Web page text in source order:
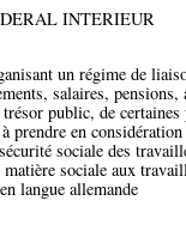
INTERIEUR
un régime de
salaires, pensions,
public, de
prendre en
sociale des
sociale aux
langue allemande